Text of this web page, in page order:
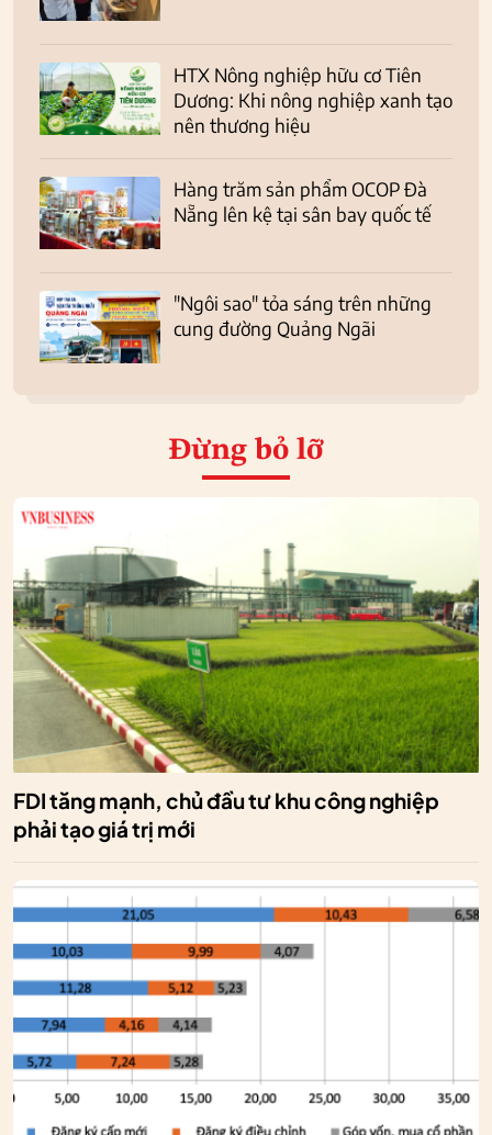
HTX Nông nghiệp hữu cơ Tiên
Dương: Khi nông nghiệp xanh tạo
nên thương hiệu
Hàng trăm sản phẩm OCOP Đà
Nẵng lên kệ tại sân bay quốc tế
"Ngôi sao" tỏa sáng trên những
cung đường Quảng Ngãi
Đừng bỏ lỡ
FDI tăng mạnh, chủ đầu tư khu công nghiệp
phải tạo giá trị mới